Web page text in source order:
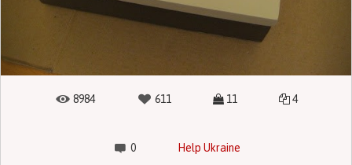
8984 611 11 4
0 Help Ukraine